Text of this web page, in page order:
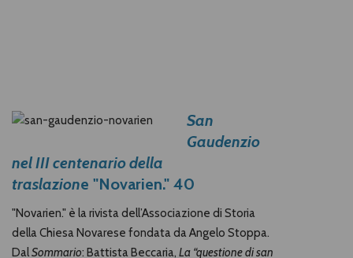
San
Gaudenzio
nel III centenario della
traslazione "Novarien." 40
"Novarien." è la rivista dell’Associazione di Storia
della Chiesa Novarese fondata da Angelo Stoppa.
DalSommario: Battista Beccaria, La “questione di san